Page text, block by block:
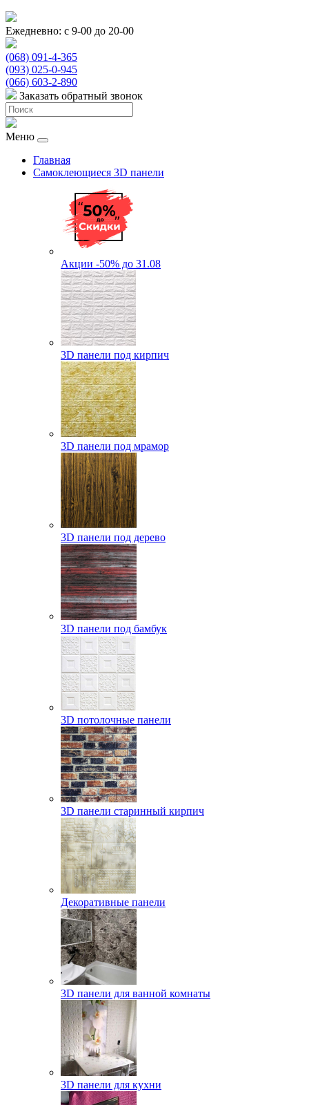
Ежедневно: с 9-00 до 20-00
(068) 091-4-365
(093) 025-0-945
(066) 603-2-890
Заказать обратный звонок
Меню
Главная
Самоклеющиеся 3D панели
Акции -50% до 31.08
3D панели под кирпич
3D панели под мрамор
3D панели под дерево
3D панели под бамбук
3D потолочные панели
3D панели старинный кирпич
Декоративные панели
3D панели для ванной комнаты
3D панели для кухни